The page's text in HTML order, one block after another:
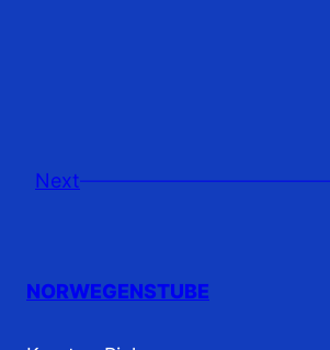
Next
NORWEGENSTUBE